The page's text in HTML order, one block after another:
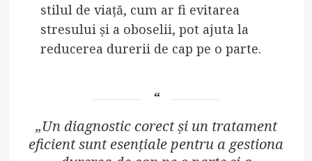
stilul de viață, cum ar fi evitarea
stresului și a oboselii, pot ajuta la
reducerea durerii de cap pe o parte.
„Un diagnostic corect și un tratament
eficient sunt esențiale pentru a gestiona